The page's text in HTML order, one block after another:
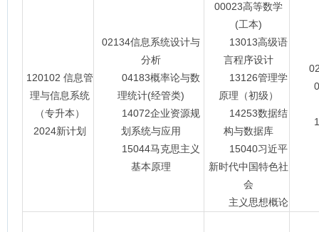
120102 信息管
理与信息系统
（专升本）
2024新计划
02134信息系统设计与
分析
04183概率论与数
理统计(经管类)
14072企业资源规
划系统与应用
15044马克思主义
基本原理
00023高等数学
(工本)
13013高级语
言程序设计
13126管理学
原理（初级）
14253数据结
构与数据库
15040习近平
新时代中国特色社
会
主义思想概论